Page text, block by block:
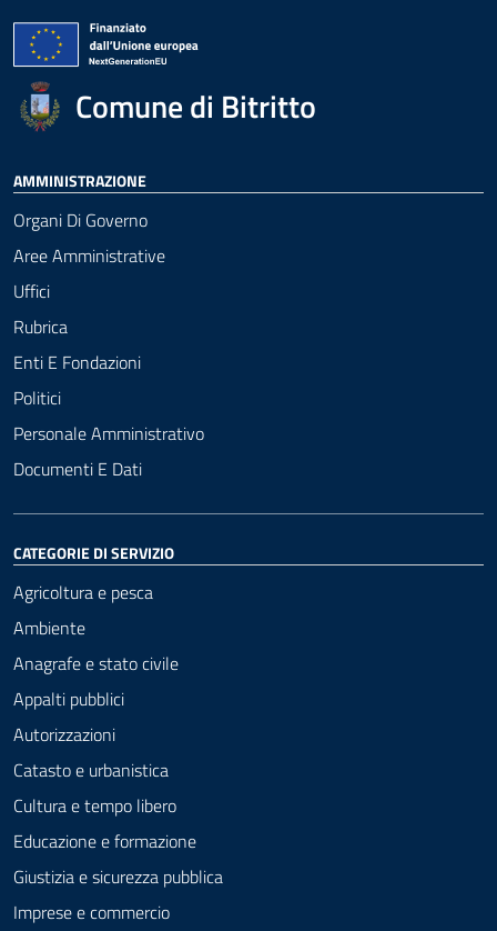
Comune di Bitritto
AMMINISTRAZIONE
Organi Di Governo
Aree Amministrative
Uffici
Rubrica
Enti E Fondazioni
Politici
Personale Amministrativo
Documenti E Dati
CATEGORIE DI SERVIZIO
Agricoltura e pesca
Ambiente
Anagrafe e stato civile
Appalti pubblici
Autorizzazioni
Catasto e urbanistica
Cultura e tempo libero
Educazione e formazione
Giustizia e sicurezza pubblica
Imprese e commercio